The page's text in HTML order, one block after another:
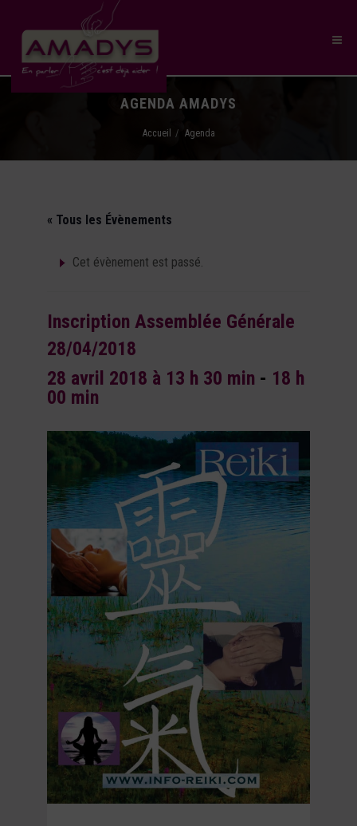
AGENDA AMADYS
Accueil Agenda
« Tous les Évènements
Cet évènement est passé.
Inscription Assemblée Générale
28/04/2018
28 avril 2018 à 13 h 30 min - 18 h
00 min